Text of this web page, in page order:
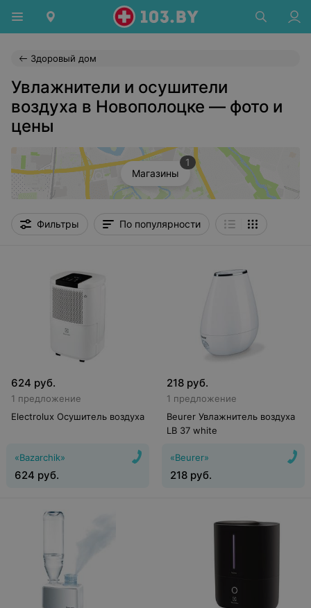
Здоровый дом
Увлажнители и осушители
воздуха в Новополоцке — фото и
цены
Магазины
1
Фильтры По популярности
624 руб.
1 предложение
Electrolux Осушитель воздуха
«Bazarchik»
624 руб.
218 руб.
1 предложение
Beurer Увлажнитель воздуха
LB 37 white
«Beurer»
218 руб.